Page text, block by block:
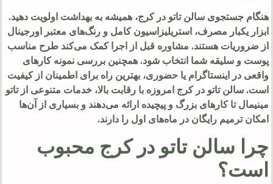
هنگام جستجوی سالن تاتو در کرج، همیشه به بهداشت اولویت دهید.
ابزار یکبار مصرف، استریلیزاسیون کامل و رنگ‌های معتبر اورجینال
از ضروریات هستند. مشاوره قبل از اجرا کمک می‌کند طرح مناسب
پوست و سلیقه شما انتخاب شود. همچنین بررسی نمونه کارهای
واقعی در اینستاگرام یا حضوری، بهترین راه برای اطمینان از کیفیت
است. سالن تاتو در کرج امروزه با رقابت بالا، خدمات متنوعی از تاتو
مینیمال تا کارهای بزرگ و پیچیده ارائه می‌دهند و بسیاری از آن‌ها
امکان ترمیم رایگان در ماه‌های اول را دارند.
چرا سالن تاتو در کرج محبوب
است؟